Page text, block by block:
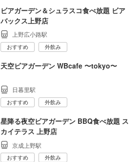
ビアガーデン＆シュラスコ食べ放題 ビア
バックス上野店
上野広小路駅
おすすめ 外飲み
天空ビアガーデン WBcafe 〜tokyo〜
日暮里駅
おすすめ 外飲み
星降る夜空ビアガーデン BBQ食べ放題 ス
カイテラス 上野店
京成上野駅
おすすめ 外飲み